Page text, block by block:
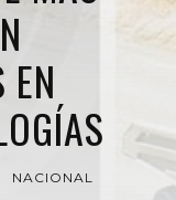
EN
NACIONAL